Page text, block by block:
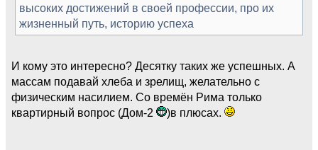
высоких достижений в своей профессии, про их
жизненный путь, историю успеха
И кому это интересно? Десятку таких же успешных. А
массам подавай хлеба и зрелищ, желательно с
физическим насилием. Со времён Рима только
квартирный вопрос (Дом-2
)в плюсах.